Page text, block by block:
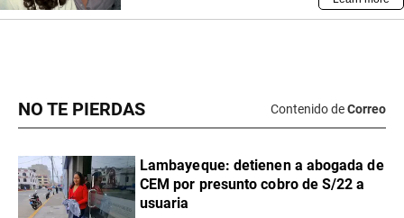
NO TE PIERDAS Contenido deCorreo
Lambayeque: detienen a abogada de
CEM por presunto cobro de S/22 a
usuaria